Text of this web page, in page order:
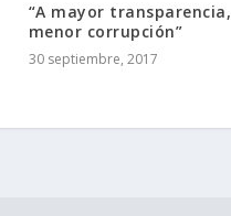
“A mayor transparencia,
menor corrupción”
30 septiembre, 2017